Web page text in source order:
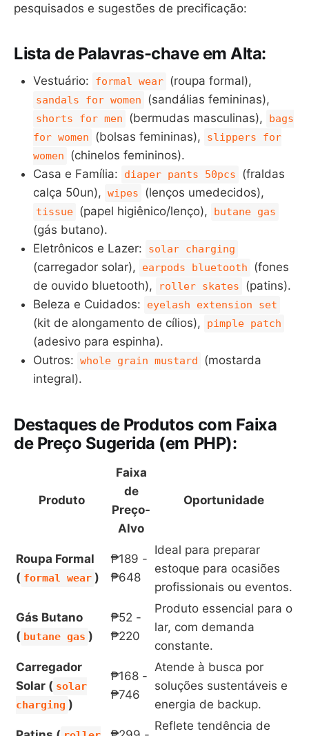
pesquisados e sugestões de precificação:
Lista de Palavras-chave em Alta:
Vestuário: formal wear (roupa formal),
sandals for women (sandálias femininas),
shorts for men (bermudas masculinas),
bags
for women
(bolsas femininas),
slippers for
women
(chinelos femininos).
Casa e Família:
diaper pants 50pcs
(fraldas
calça 50un), wipes (lenços umedecidos),
tissue (papel higiênico/lenço), butane gas
(gás butano).
Eletrônicos e Lazer:
solar charging
(carregador solar), earpods bluetooth
(fones
de ouvido bluetooth),
roller skates
(patins).
Beleza e Cuidados:
eyelash extension set
(kit de alongamento de cílios), pimple patch
(adesivo para espinha).
Outros: whole grain mustard
(mostarda
integral).
Destaques de Produtos com Faixa
de Preço Sugerida (em PHP):
Produto
Faixa
de
Preço-
Alvo
Oportunidade
Roupa Formal
( formal wear )
₱189 -
₱648
Ideal para preparar
estoque para ocasiões
profissionais ou eventos.
Gás Butano
( butane gas )
₱52 -
₱220
Produto essencial para o
lar, com demanda
constante.
Carregador
Solar ( solar
charging )
₱168 -
₱746
Atende à busca por
soluções sustentáveis e
energia de backup.
Reflete tendência de